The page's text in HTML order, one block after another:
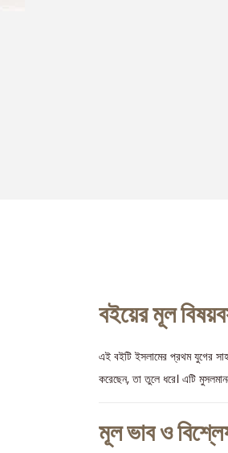
বইয়ের মূল
এই বইটি ইসলামের প্রথম যুগের
করেছেন, তা তুলে ধরে। এটি
মূল ভাব ও